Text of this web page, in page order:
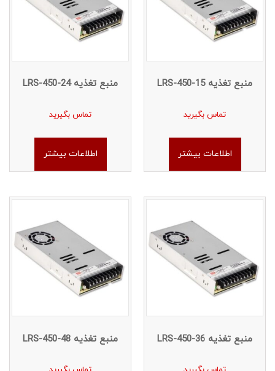
منبع تغذیه LRS-450-15
تماس بگیرید
اطلاعات بیشتر
منبع تغذیه LRS-450-24
تماس بگیرید
اطلاعات بیشتر
منبع تغذیه LRS-450-36 منبع تغذیه LRS-450-48